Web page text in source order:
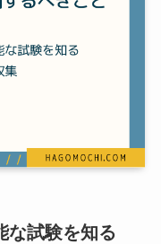
な試験を知る